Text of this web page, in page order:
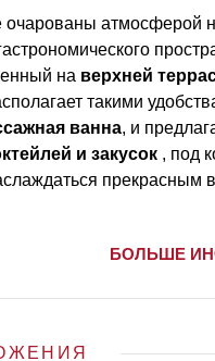
очарованы атмосферой
на верхней
такими
ванна, и
и закусок , под
прекрасным
БОЛЬШЕ